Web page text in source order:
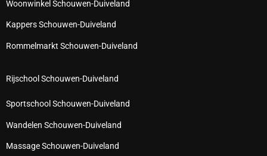
Woonwinkel Schouwen-Duiveland
Kappers Schouwen-Duiveland
Rommelmarkt Schouwen-Duiveland
Rijschool Schouwen-Duiveland
Sportschool Schouwen-Duiveland
Wandelen Schouwen-Duiveland
Massage Schouwen-Duiveland